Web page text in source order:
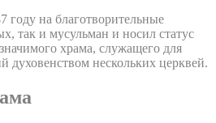
году на благотворительные
так и мусульман и носил статус
храма, служащего для
духовенством нескольких церквей.